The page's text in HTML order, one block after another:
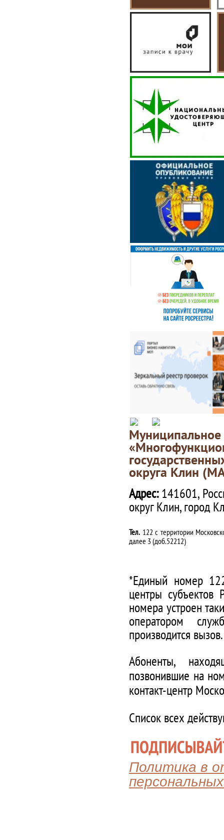
округа Клин
Адрес:141601,
округ Клин, город
Тел. 122 с территории
далее 3 (доб.52212)
*Единый номер
центры субъектов
номера устроен
оператором
производится вызов.
Абоненты,
позвонившие на
контакт-центр
Список всех
Политика в